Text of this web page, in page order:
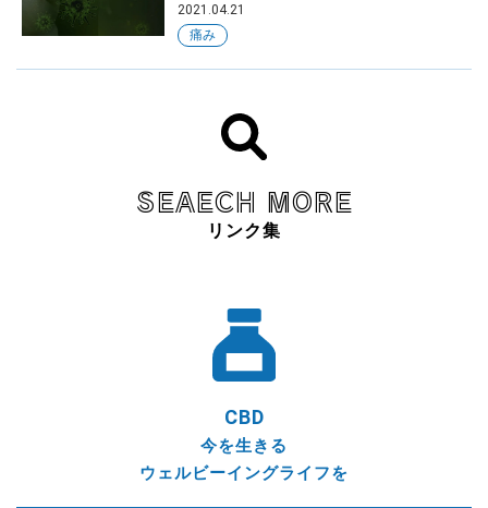
2021.04.21
痛み
SEAECH MORE
リンク集
CBD
今を生きる
ウェルビーイングライフを